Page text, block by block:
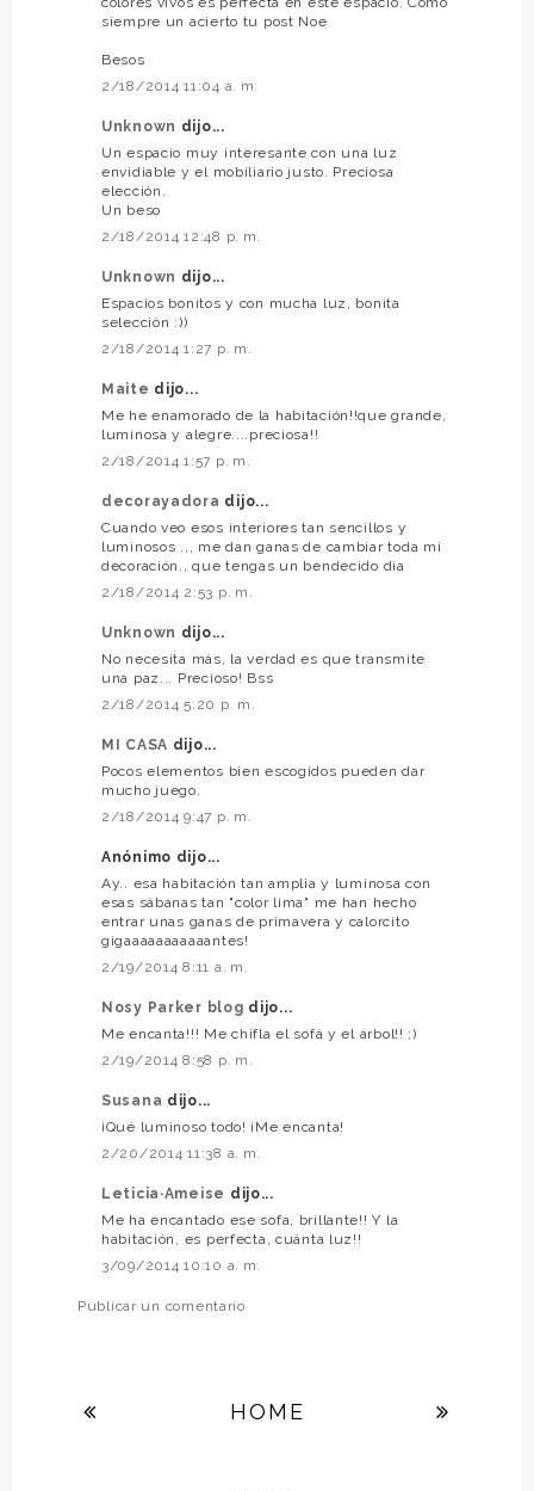
siempre un acierto tu post Noe
Besos
2/18/2014 11:04 a. m.
Unknown dijo...
Un espacio muy interesante con una luz
envidiable y el mobiliario justo. Preciosa
elección.
Un beso
2/18/2014 12:48 p. m.
Unknown dijo...
Espacios bonitos y con mucha luz, bonita
selección :))
2/18/2014 1:27 p. m.
Maite dijo...
Me he enamorado de la habitación!!que grande,
luminosa y alegre....preciosa!!
2/18/2014 1:57 p. m.
decorayadora dijo...
Cuando veo esos interiores tan sencillos y
luminosos .,, me dan ganas de cambiar toda mi
decoración., que tengas un bendecido día
2/18/2014 2:53 p. m.
Unknown dijo...
No necesita más, la verdad es que transmite
una paz... Precioso! Bss
2/18/2014 5:20 p. m.
MI CASA dijo...
Pocos elementos bien escogidos pueden dar
mucho juego.
2/18/2014 9:47 p. m.
Anónimo dijo...
Ay.. esa habitación tan amplia y luminosa con
esas sábanas tan "color lima" me han hecho
entrar unas ganas de primavera y calorcito
gigaaaaaaaaaaantes!
2/19/2014 8:11 a. m.
Nosy Parker blog dijo...
Me encanta!!! Me chifla el sofá y el árbol!! ;)
2/19/2014 8:58 p. m.
Susana dijo...
¡Qué luminoso todo! ¡Me encanta!
2/20/2014 11:38 a. m.
Leticia·Ameise dijo...
Me ha encantado ese sofa, brillante!! Y la
habitación, es perfecta, cuánta luz!!
3/09/2014 10:10 a. m.
Publicar un comentario
HOME